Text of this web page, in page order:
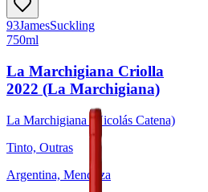
93JamesSuckling
750ml
La Marchigiana Criolla
2022 (La Marchigiana)
La Marchigiana (Nicolás Catena)
Tinto, Outras
Argentina, Mendoza